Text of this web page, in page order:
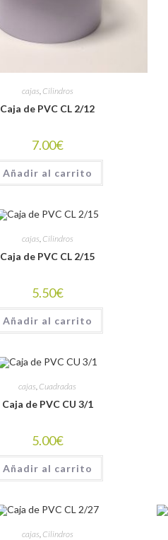
cajas, Cilindros
Caja de PVC CL 2/12
7.00€
Añadir al carrito
cajas, Cilindros
Caja de PVC CL 2/15
5.50€
Añadir al carrito
cajas, Cuadradas
Caja de PVC CU 3/1
5.00€
Añadir al carrito
cajas, Cilindros